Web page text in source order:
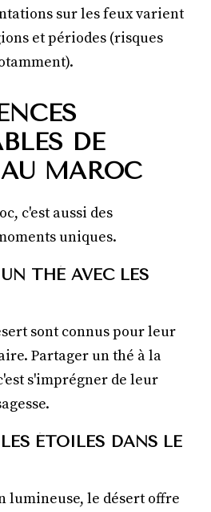
sur les feux varient
et périodes (risques
DE
MAROC
c'est aussi des
uniques.
THÉ AVEC LES
sont connus pour leur
Partager un thé à la
s'imprégner de leur
ÉTOILES DANS LE
lumineuse, le désert offre